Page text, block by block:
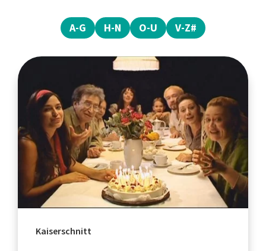
A-G H-N O-U V-Z#
Kaiserschnitt